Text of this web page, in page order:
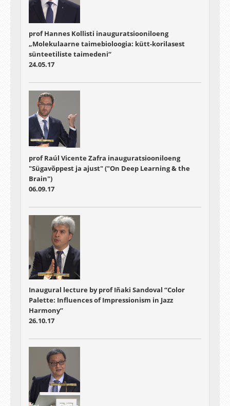
prof Hannes Kollisti inauguratsiooniloeng
„Molekulaarne taimebioloogia: kütt-korilasest
sünteetiliste taimedeni“
24.05.17
prof Raúl Vicente Zafra inauguratsiooniloeng
"Sügavõppest ja ajust" ("On Deep Learning & the
Brain")
06.09.17
Inaugural lecture by prof Iñaki Sandoval “Color
Palette: Influences of Impressionism in Jazz
Harmony”
26.10.17